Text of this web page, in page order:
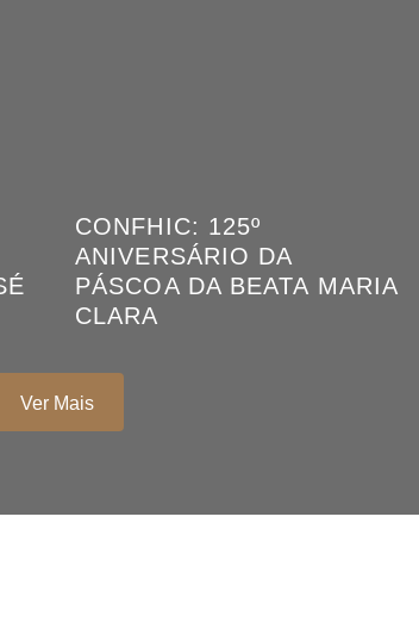
CONFHIC: 125º
ANIVERSÁRIO DA
PÁSCOA DA BEATA MARIA
CLARA
Ver Mais